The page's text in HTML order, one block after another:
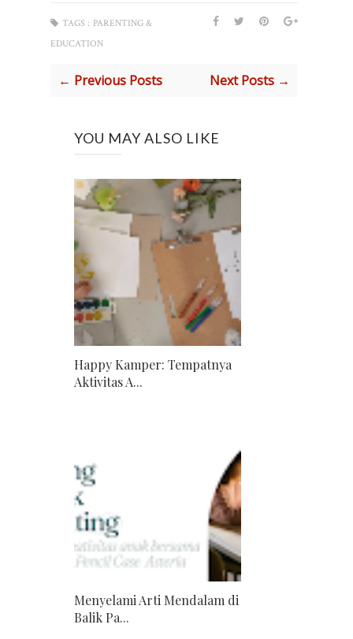
TAGS : PARENTING &
EDUCATION
← Previous Posts Next Posts →
YOU MAY ALSO LIKE
Happy Kamper: Tempatnya
Aktivitas A...
Menyelami Arti Mendalam di
Balik Pa...